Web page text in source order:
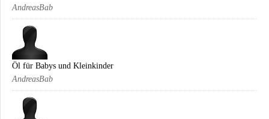
AndreasBab
Öl für Babys und Kleinkinder
AndreasBab